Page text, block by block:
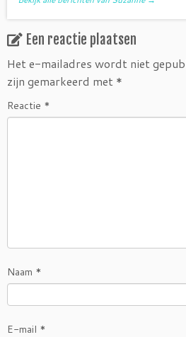
Een reactie plaatsen
Het e-mailadres wordt niet
zijn gemarkeerd met *
Reactie *
Naam *
E-mail *